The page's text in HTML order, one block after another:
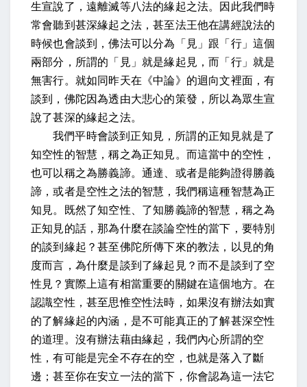
生宣說了，遠離滅等八法的緣起之法。因此我們時
常會聽到甚深緣起之法，甚至法王他在講經說法的
時候也會談到，佛法可以分為「見」跟「行」這個
兩部分，所謂的「見」就是緣起見，而「行」就是
無害行。就如同昨天在《中論》的迴向文裡面，有
談到，佛陀因為透由大悲心的策發，所以為眾生宣
說了甚深的緣起之法。
我們平時會談到正知見，所謂的正知見就是了
知空性的智慧，稱之為正知見。而這當中的空性，
也可以稱之為勝義諦。通達、或者是能夠證得勝義
諦，或者是空性之法的智慧，我們稱這種智慧為正
知見。既然了知空性、了知勝義諦的智慧，稱之為
正知見的話，那為什麼在談論空性的當下，要特別
的談到緣起？甚至佛陀所傳下來的教法，以見的角
度而言，為什麼是談到了緣起見？而不是談到了空
性見？實際上這有相當重要的關鍵在這個地方。在
認識空性，甚至思惟空性法時，如果沒有辦法如實
的了解緣起的內涵，是不可能真正的了解甚深空性
的道理。沒有辦法藉由緣起，我們內心所謂的空
性，有可能是完全不存在的空，也就是落入了斷
邊；甚至你在安立一法的當下，你會認為這一法它